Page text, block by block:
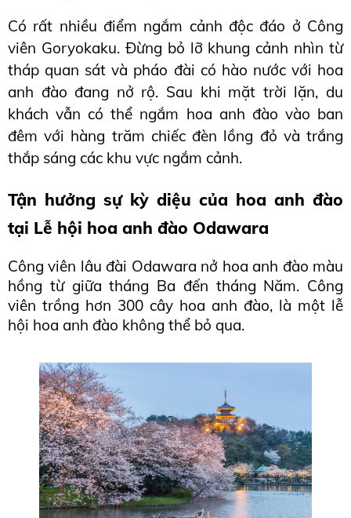
Có rất nhiều điểm ngắm cảnh độc đáo ở Công
viên Goryokaku. Đừng bỏ lỡ khung cảnh nhìn từ
tháp quan sát và pháo đài có hào nước với hoa
anh đào đang nở rộ. Sau khi mặt trời lặn, du
khách vẫn có thể ngắm hoa anh đào vào ban
đêm với hàng trăm chiếc đèn lồng đỏ và trắng
thắp sáng các khu vực ngắm cảnh.
Tận hưởng sự kỳ diệu của hoa anh đào
tại Lễ hội hoa anh đào Odawara
Công viên lâu đài Odawara nở hoa anh đào màu
hồng từ giữa tháng Ba đến tháng Năm. Công
viên trồng hơn 300 cây hoa anh đào, là một lễ
hội hoa anh đào không thể bỏ qua.